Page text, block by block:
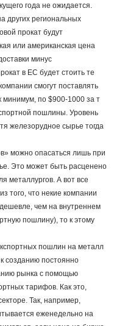
года не ожидается.
других региональных
прокат будут
или американская цена
минус
в ЕС будет стоить те
смогут поставлять
минимум, по $900-1000 за т
пошлины. Уровень
железорудное сырье тогда
можно опасаться лишь при
Это может быть расценено
металлургов. А вот все
того, что некие компании
чем на внутреннем
пошлину), то к этому
пошлин на металл
созданию постоянно
рынка с помощью
тарифов. Как это,
Так, например,
еженедельно на